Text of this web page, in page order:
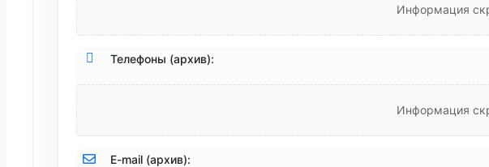
Информация
Телефоны (архив):
Информация
E-mail (архив):